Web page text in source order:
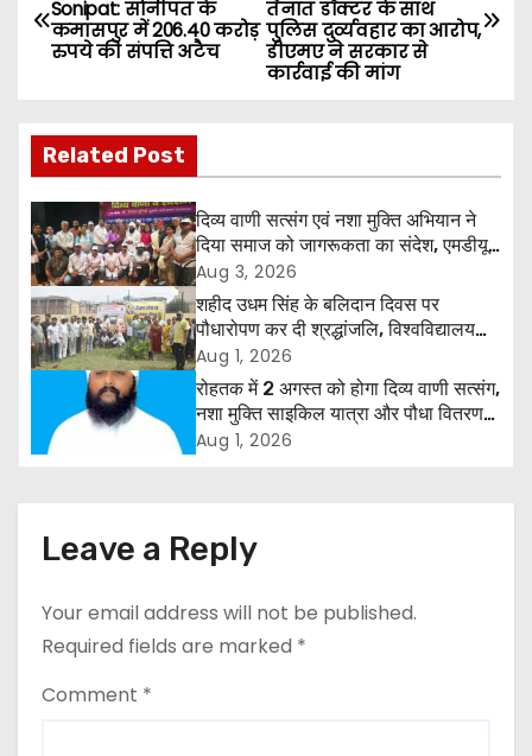
o
t
n
a
v
i
g
a
n
तैनात डॉक्टर के साथ
पुलिस दुर्व्यवहार का आरोप,
डीएमए ने सरकार से
कार्रवाई की मांग
Sonipat: सोनीपत के
कमासपुर में 206.40 करोड़
रुपये की संपत्ति अटैच
Related Post
दिव्य वाणी सत्संग एवं नशा मुक्ति अभियान ने
दिया समाज को जागरूकता का संदेश, एमडीयू
रोहतक में हजारों लोगों ने लिया संकल्प
Aug 3, 2026
शहीद उधम सिंह के बलिदान दिवस पर
पौधारोपण कर दी श्रद्धांजलि, विश्वविद्यालय
और राजपत्रित अवकाश बहाल करने की उठी
मांग
Aug 1, 2026
रोहतक में 2 अगस्त को होगा दिव्य वाणी सत्संग,
नशा मुक्ति साइकिल यात्रा और पौधा वितरण
कार्यक्रम
Aug 1, 2026
Leave a Reply
Your email address will not be published.
Required fields are marked *
Comment *